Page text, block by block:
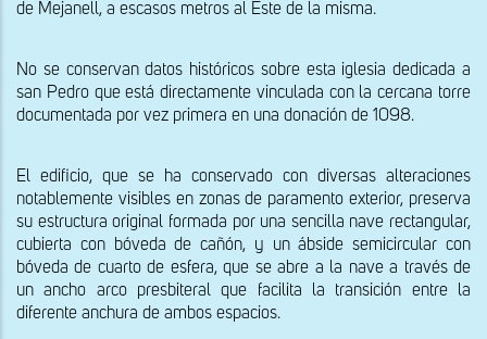
de Mejanell, a escasos metros al Este de la misma.
No se conservan datos históricos sobre esta iglesia dedicada a
san Pedro que está directamente vinculada con la cercana torre
documentada por vez primera en una donación de 1098.
El edificio, que se ha conservado con diversas alteraciones
notablemente visibles en zonas de paramento exterior, preserva
su estructura original formada por una sencilla nave rectangular,
cubierta con bóveda de cañón, y un ábside semicircular con
bóveda de cuarto de esfera, que se abre a la nave a través de
un ancho arco presbiteral que facilita la transición entre la
diferente anchura de ambos espacios.